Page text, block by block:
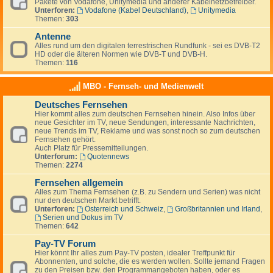
Pakete von Vodafone, Unitymedia und anderer Kabelnetzbetreiber.
Unterforen:
Vodafone (Kabel Deutschland),
Unitymedia
Themen: 303
Antenne
Alles rund um den digitalen terrestrischen Rundfunk - sei es DVB-T2
HD oder die älteren Normen wie DVB-T und DVB-H.
Themen: 116
MBO - Fernseh- und Medienwelt
Deutsches Fernsehen
Hier kommt alles zum deutschen Fernsehen hinein. Also Infos über
neue Gesichter im TV, neue Sendungen, interessante Nachrichten,
neue Trends im TV, Reklame und was sonst noch so zum deutschen
Fernsehen gehört.
Auch Platz für Pressemitteilungen.
Unterforum:
Quotennews
Themen: 2274
Fernsehen allgemein
Alles zum Thema Fernsehen (z.B. zu Sendern und Serien) was nicht
nur den deutschen Markt betrifft.
Unterforen:
Österreich und Schweiz, Großbritannien und Irland,
Serien und Dokus im TV
Themen: 642
Pay-TV Forum
Hier könnt Ihr alles zum Pay-TV posten, idealer Treffpunkt für
Abonnenten, und solche, die es werden wollen. Sollte jemand Fragen
zu den Preisen bzw. den Programmangeboten haben, oder es